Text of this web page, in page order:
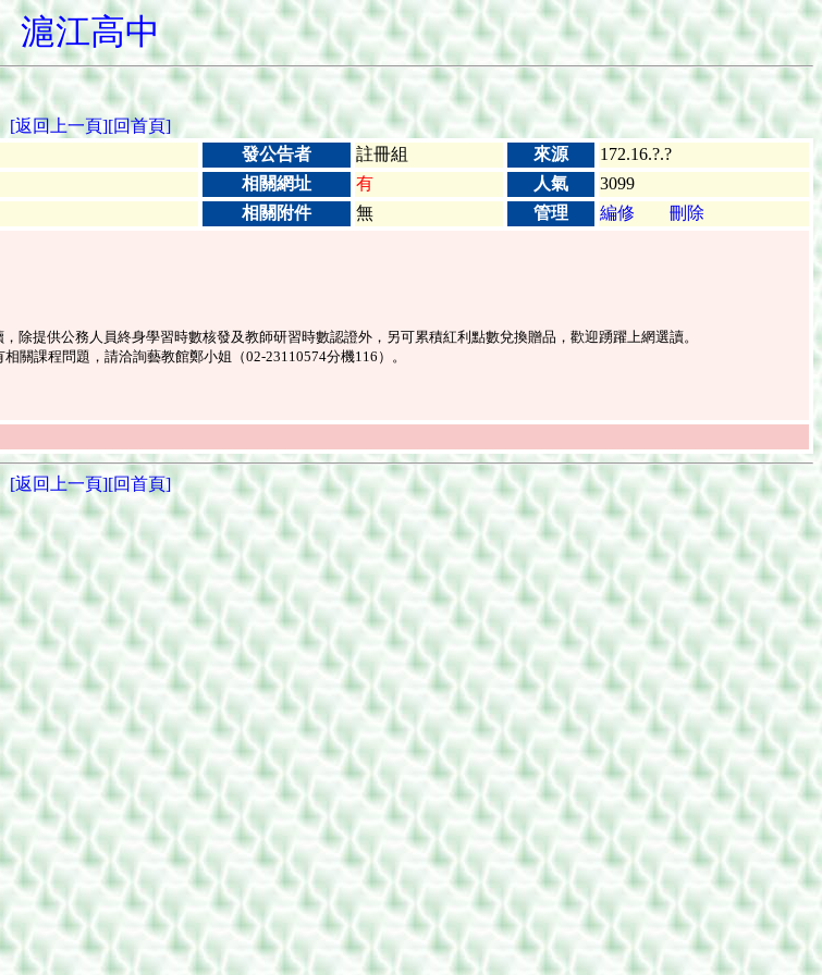
滬江高中
[返回上一頁][回首頁]
發公告者 註冊組 來源
172.16.?.?
相關網址 有 人氣
3099
相關附件 無 管理 編修 刪除
提供公務人員終身學習時數核發及教師研習時數認證外，另可累積紅利點數兌換贈品，歡迎踴躍上網選讀。
關課程問題，請洽詢藝教館鄭小姐（02-23110574分機116）。
[返回上一頁][回首頁]